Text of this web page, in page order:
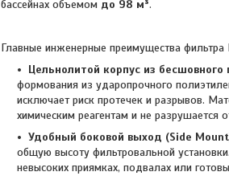
бассейнах объемом до 98 м³.
Главные инженерные преимущества фильтра
Цельнолитой корпус из бесшовного
формования из ударопрочного
исключает риск протечек и разрывов.
химическим реагентам и не разрушается
Удобный боковой выход (Side
общую высоту фильтровальной
невысоких приямках, подвалах или